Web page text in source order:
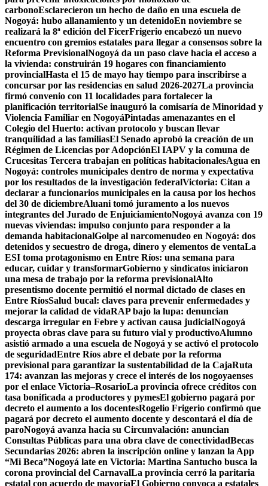
carbonoEsclarecieron un hecho de daño en una escuela de
Nogoyá: hubo allanamiento y un detenidoEn noviembre se
realizará la 8ª edición del FicerFrigerio encabezó un nuevo
encuentro con gremios estatales para llegar a consensos sobre la
Reforma PrevisionalNogoyá da un paso clave hacia el acceso a
la vivienda: construirán 19 hogares con financiamiento
provincialHasta el 15 de mayo hay tiempo para inscribirse a
concursar por las residencias en salud 2026-2027La provincia
firmó convenio con 11 localidades para fortalecer la
planificación territorialSe inauguró la comisaría de Minoridad y
Violencia Familiar en NogoyáPintadas amenazantes en el
Colegio del Huerto: activan protocolo y buscan llevar
tranquilidad a las familiasEl Senado aprobó la creación de un
Régimen de Licencias por AdopciónEl IAPV y la comuna de
Crucesitas Tercera trabajan en políticas habitacionalesAgua en
Nogoyá: controles municipales dentro de norma y expectativa
por los resultados de la investigación federalVictoria: Citan a
declarar a funcionarios municipales en la causa por los hechos
del 30 de diciembreAluani tomó juramento a los nuevos
integrantes del Jurado de EnjuiciamientoNogoyá avanza con 19
nuevas viviendas: impulso conjunto para responder a la
demanda habitacionalGolpe al narcomenudeo en Nogoyá: dos
detenidos y secuestro de droga, dinero y elementos de ventaLa
ESI toma protagonismo en Entre Ríos: una semana para
educar, cuidar y transformarGobierno y sindicatos iniciaron
una mesa de trabajo por la reforma previsionalAlto
presentismo docente permitió el normal dictado de clases en
Entre RíosSalud bucal: claves para prevenir enfermedades y
mejorar la calidad de vidaRAP bajo la lupa: denuncian
descarga irregular en Febre y activan causa judicialNogoyá
proyecta obras clave para su futuro vial y productivoAlumno
asistió armado a una escuela de Nogoyá y se activó el protocolo
de seguridadEntre Ríos abre el debate por la reforma
previsional para garantizar la sustentabilidad de la CajaRuta
174: avanzan las mejoras y crece el interés de los nogoyaenses
por el enlace Victoria–RosarioLa provincia ofrece créditos con
tasa bonificada a productores y pymesEl gobierno pagará por
decreto el aumento a los docentesRogelio Frigerio confirmó que
pagará por decreto el aumento docente y descontará el día de
paroNogoyá avanza hacia su Circunvalación: anuncian
Consultas Públicas para una obra clave de conectividadBecas
Secundarias 2026: abren la inscripción online y lanzan la App
“Mi Beca”Nogoyá late en Victoria: Martina Santucho busca la
corona provincial del CarnavalLa provincia cerró la paritaria
estatal con acuerdo de mayoríaEl Gobierno convoca a estatales